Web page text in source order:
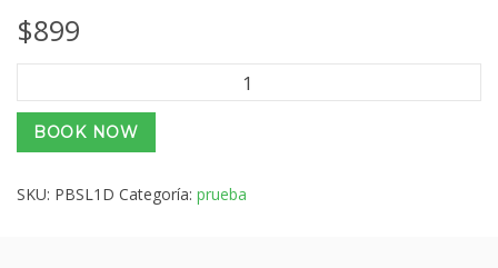
$899
Básico
cantidad
BOOK NOW
SKU: PBSL1D Categoría: prueba